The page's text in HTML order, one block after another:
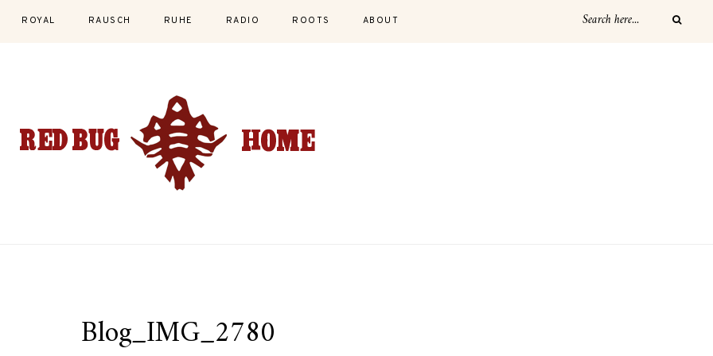
ROYAL RAUSCH RUHE RADIO ROOTS ABOUT
Blog_IMG_2780